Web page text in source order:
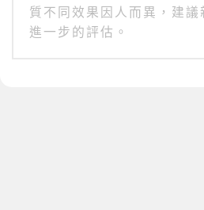
質不同效果因人而異，建議
進一步的評估。